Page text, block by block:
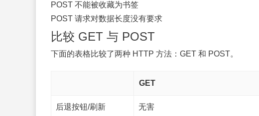
POST 不能被收藏为书签
POST 请求对数据长度没有要求
比较 GET 与 POST
下面的表格比较了两种 HTTP 方法：GET 和 POST。
GET
后退按钮/刷新 无害